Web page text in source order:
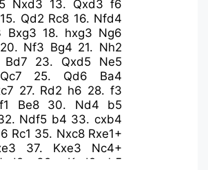
Nxd3 13. Qxd3 f6
15. Qd2 Rc8 16. Nfd4
Bxg3 18. hxg3 Ng6
20. Nf3 Bg4 21. Nh2
Bd7 23. Qxd5
Ne5
Qc7 25. Qd6
Ba4
27. Rd2 h6 28.f3
Be8 30. Nd4
b5
Ndf5 b4 33.cxb4
Rc1 35. Nxc8 Rxe1+
37. Kxe3
Nc4+
39. Kxd2
h5